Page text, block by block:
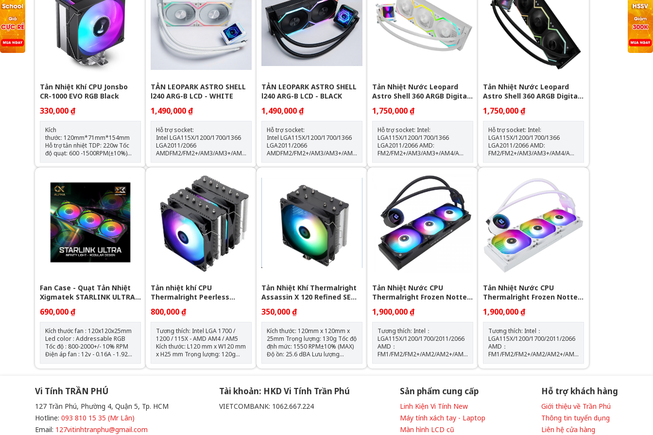
Tản Nhiệt Khí CPU Jonsbo
CR-1000 EVO RGB Black
330,000 ₫
Kích
thước: 120mm*71mm*154mm
Hỗ trợ tản nhiệt TDP: 220w Tốc
độ quạt: 600 -1500RPM(±10%)
Hỗ trợ Socket LGA 1700 & AM5
Trang bị 4 ống đồng dẫn nhiệt
TẢN LEOPARK ASTRO SHELL
l240 ARG-B LCD - WHITE
1,490,000 ₫
Hỗ trợ socket:
Intel LGA115X/1200/1700/1366
LGA2011/2066
AMDFM2/FM2+/AM3/AM3+/AM4/AM5
Thông số kỹ thuật: Kích thước
quạt: 120*120*25mm Tốc độ
quạt: 600-2000RPM +-10% Lưu
lượng gió: 64.3CFM Tuổi thọ
quạt: 40.000 giờ Độ ồn: 31.5dBA
Vòng bi: Hydraulic Tuổi thọ máy
bơm: 30.000 giờ độ ồn: 30dBA
tốc độ bơm: 2400 +- 10%
TẢN LEOPARK ASTRO SHELL
l240 ARG-B LCD - BLACK
1,490,000 ₫
Hỗ trợ socket:
Intel LGA115X/1200/1700/1366
LGA2011/2066
AMDFM2/FM2+/AM3/AM3+/AM4/AM5
Thông số kỹ thuật: Kích thước
quạt: 120*120*25mm Tốc độ
lượng gió: 64.3CFM Tuổi thọ
quạt: 40.000 giờ Độ ồn: 31.5dBA
Vòng bi: Hydraulic Tuổi thọ máy
bơm: 30.000 giờ độ ồn: 30dBA
tốc độ bơm: 2400 +- 10%
Tản Nhiệt Nước Leopard
Astro Shell 360 ARGB Digital
1,750,000 ₫
Hỗ trợ socket: Intel:
LGA115X/1200/1700/1366
LGA2011/2066 AMD:
FM2/FM2+/AM3/AM3+/AM4/AM5
Kích thước khối rad:
397*120*60.5mm Kích thước
quạt: 120*120*25mm Tốc độ
quạt: 600-2000RPM +-10% Lưu
lượng gió: 64.3CFM Tuổi thọ
quạt: 40.000 giờ Độ ồn: 31.5dBA
Vòng bi: Hydraulic Tuổi thọ máy
bơm: 30.000 giờ Độ ồn: 30dBA
Tốc độ bơm: 2400 +- 10%
Tản Nhiệt Nước Leopard
Astro Shell 360 ARGB Digital
1,750,000 ₫
Hỗ trợ socket: Intel:
LGA115X/1200/1700/1366
LGA2011/2066 AMD:
FM2/FM2+/AM3/AM3+/AM4/AM5
Kích thước khối rad:
397*120*60.5mm Kích thước
quạt: 120*120*25mm Tốc độ
quạt: 600-2000RPM +-10% Lưu
lượng gió: 64.3CFM Tuổi thọ
quạt: 40.000 giờ Độ ồn: 31.5dBA
Vòng bi: Hydraulic Tuổi thọ máy
bơm: 30.000 giờ Độ ồn: 30dBA
Tốc độ bơm: 2400 +- 10%
Fan Case - Quạt Tản Nhiệt
Xigmatek STARLINK ULTRA -
EN40412 ARGB ( Bộ 3 Fan)
690,000 ₫
Kích thước fan : 120x120x25mm
Led color : Addressable RGB
Tốc độ : 800-2000+/- 10% RPM
Điện áp fan : 12v - 0.16A - 1.92W
Điện áp led : 5v - 0.864A - 4.32W
AirFlow : 68.5 CFM Air Pressure :
hub điều khiển và remote
Tản nhiệt khí CPU
Thermalright Peerless
Assassin 120 SE ARGB (Đen, 2
Tháp)
800,000 ₫
Tương thích: Intel LGA 1700 /
1200 / 115X - AMD AM4 / AM5
Kích thước: L120 mm x W120 mm
x H25 mm Trọng lượng: 120g
Tốc độ định mức: 1550 RPM ±
10% (MAX) Mức ồn: 25,6 dBA
PWM) Đầu nối ARGB sync main
Tản Nhiệt Khí Thermalright
Assassin X 120 Refined SE
350,000 ₫
Kích thước: 120mm x 120mm x
25mm Trọng lượng: 130g Tốc độ
định mức: 1550 RPM±10% (MAX)
Độ ồn: 25.6 dBA Lưu lượng
không khí: 66,17 CFM (MAX) Áp
suất không khí: 1.53mm H2O
vòng bi: Vòng bi S-FDB
Tản Nhiệt Nước CPU
Thermalright Frozen Notte
360 BLACK ARGB
1,900,000 ₫
Tương thích: Intel：
LGA115X/1200/1700/2011/2066
AMD：
FM1/FM2/FM2+/AM2/AM2+/AM3/AM3+/AM4/AM5
Kích thước máy bơm: W72 mm x
D72 mm x H54 mm Tốc độ định
vòng/phút±10% (MAX) Độ ồn của
máy bơm: 28 dBA Màu sắc:
Tản Nhiệt Nước CPU
Thermalright Frozen Notte
360 WHITE ARGB
1,900,000 ₫
Tương thích: Intel：
LGA115X/1200/1700/2011/2066
AMD：
FM1/FM2/FM2+/AM2/AM2+/AM3/AM3+/AM4/AM5
Kích thước máy bơm: W72 mm x
D72 mm x H54 mm Tốc độ định
vòng/phút±10% (MAX) Độ ồn của
Vi Tính TRẦN PHÚ
127 Trần Phú, Phường 4, Quận 5, Tp. HCM
Hotline: 093 810 15 35 (Mr Lân)
Email: 127vitinhtranphu@gmail.com
Tài khoản: HKD Vi Tính Trần Phú
VIETCOMBANK: 1062.667.224
Sản phẩm cung cấp
Linh Kiện Vi Tính New
Máy tính xách tay - Laptop
Màn hình LCD cũ
Hỗ trợ khách hàng
Giới thiệu về Trần Phú
Thông tin tuyển dụng
Liên hệ cửa hàng